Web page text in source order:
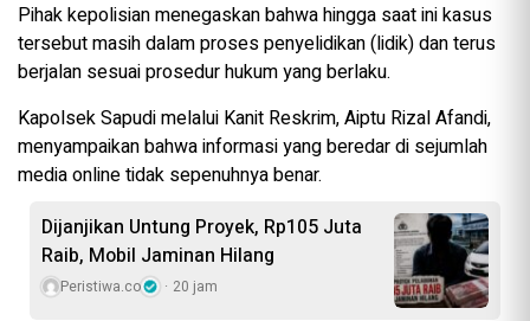
Pihak kepolisian menegaskan bahwa hingga saat ini kasus
tersebut masih dalam proses penyelidikan (lidik) dan terus
berjalan sesuai prosedur hukum yang berlaku.
Kapolsek Sapudi melalui Kanit Reskrim, Aiptu Rizal Afandi,
menyampaikan bahwa informasi yang beredar di sejumlah
media online tidak sepenuhnya benar.
Dijanjikan Untung Proyek, Rp105 Juta
Raib, Mobil Jaminan Hilang
Peristiwa.co 20 jam